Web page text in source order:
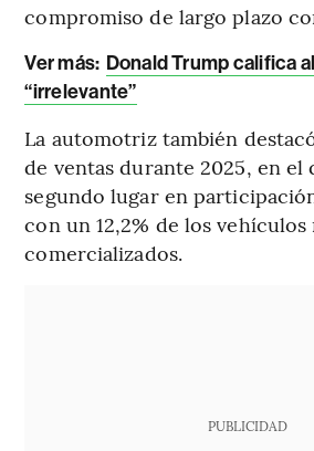
compromiso de largo plazo
Ver más: Donald Trump califica
“irrelevante”
La automotriz también
de ventas durante 2025, en el
segundo lugar en
con un 12,2% de los vehículos
comercializados.
PUBLICIDAD